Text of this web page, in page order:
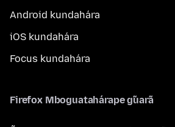
Android kundahára
iOS kundahára
Focus kundahára
Firefox Mboguatahárape g̃uarã